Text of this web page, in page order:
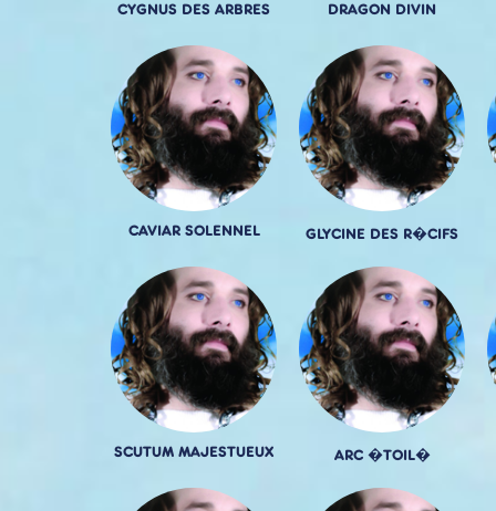
CYGNUS DES ARBRES DRAGON DIVIN
CAVIAR SOLENNEL GLYCINE DES R�CIFS
SCUTUM MAJESTUEUX ARC �TOIL�